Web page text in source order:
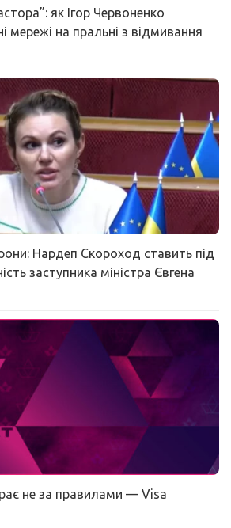
як Ігор Червоненко
мережі на пральні з відмивання
Нардеп Скороход ставить під
заступника міністра Євгена
не за правилами — Visa